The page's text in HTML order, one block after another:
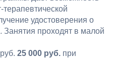
терапевтической
удостоверения о
проходят в малой
25 000 руб. при